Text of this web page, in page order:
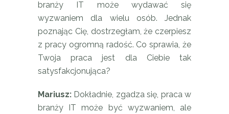
branży IT może wydawać się
wyzwaniem dla wielu osób. Jednak
poznając Cię, dostrzegłam, że czerpiesz
z pracy ogromną radość. Co sprawia, że
Twoja praca jest dla Ciebie tak
satysfakcjonująca?
Mariusz: Dokładnie, zgadza się, praca w
branży IT może być wyzwaniem, ale